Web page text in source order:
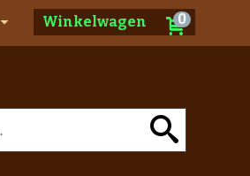
Winkelwagen 0